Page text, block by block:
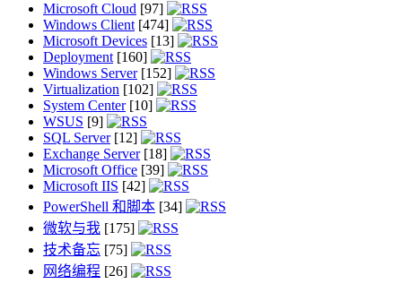
Microsoft Cloud [97]
Windows Client[474]
Microsoft Devices [13]
Deployment[160]
Windows Server[152]
Virtualization [102]
System Center[10]
WSUS [9]
SQL Server[12]
Exchange Server[18]
Microsoft Office [39]
Microsoft IIS [42]
PowerShell 和脚本 [34]
微软与我 [175]
技术备忘 [75]
网络编程 [26]